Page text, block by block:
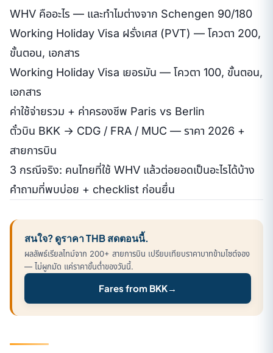
WHV คืออะไร — และทำไมต่างจาก Schengen 90/180
Working Holiday Visa ฝรั่งเศส (PVT) — โควตา 200,
ขั้นตอน, เอกสาร
Working Holiday Visa เยอรมัน — โควตา 100, ขั้นตอน,
เอกสาร
ค่าใช้จ่ายรวม + ค่าครองชีพ Paris vs Berlin
ตั๋วบิน BKK → CDG / FRA / MUC — ราคา 2026 +
สายการบิน
3 กรณีจริง: คนไทยที่ใช้ WHV แล้วต่อยอดเป็นอะไรได้บ้าง
คำถามที่พบบ่อย + checklist ก่อนยื่น
สนใจ? ดูราคา THB สดตอนนี้.
ผลลัพธ์เรียลไทม์จาก 200+ สายการบิน เปรียบเทียบราคาบาทข้ามไซต์จอง
— ไม่ผูกมัด แค่ราคาขั้นต่ำของวันนี้.
Fares from BKK→